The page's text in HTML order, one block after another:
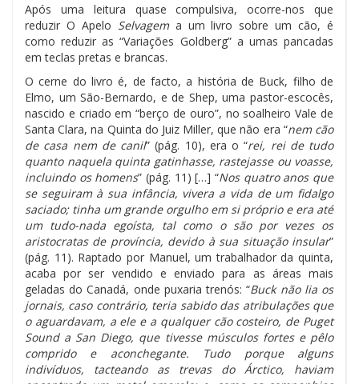
Após uma leitura quase compulsiva, ocorre-nos que
reduzir O Apelo Selvagema um livro sobre um cão, é
como reduzir as “Variações Goldberg” a umas pancadas
em teclas pretas e brancas.
O cerne do livro é, de facto, a história de Buck, filho de
Elmo, um São-Bernardo, e de Shep, uma pastor-escocês,
nascido e criado em “berço de ouro”, no soalheiro Vale de
Santa Clara, na Quinta do Juiz Miller, que não era “nem cão
de casa nem de canil” (pág. 10), era o “rei, rei de tudo
quanto naquela quinta gatinhasse, rastejasse ou voasse,
incluindo os homens” (pág. 11) […] “Nos quatro anos que
se seguiram à sua infância, vivera a vida de um fidalgo
saciado; tinha um grande orgulho em si próprio e era até
um tudo-nada egoísta, tal como o são por vezes os
aristocratas de província, devido à sua situação insular”
(pág. 11). Raptado por Manuel, um trabalhador da quinta,
acaba por ser vendido e enviado para as áreas mais
geladas do Canadá, onde puxaria trenós: “Buck não lia os
jornais, caso contrário, teria sabido das atribulações que
o aguardavam, a ele e a qualquer cão costeiro, de Puget
Sound a San Diego, que tivesse músculos fortes e pêlo
comprido e aconchegante. Tudo porque alguns
indivíduos, tacteando as trevas do Árctico, haviam